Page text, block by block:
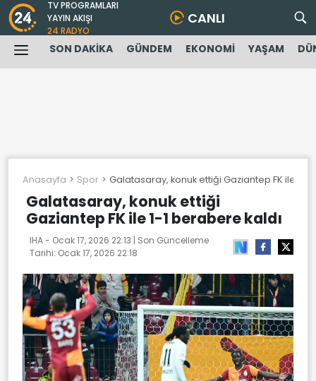
TV PROGRAMLARI
YAYIN AKIŞI
24 RADYO
CANLI
SON DAKİKA GÜNDEM EKONOMİ YAŞAM
Anasayfa Spor Galatasaray, konuk ettiği Gaziantep FK ile 1-1
Galatasaray, konuk ettiği
Gaziantep FK ile 1-1 berabere kaldı
IHA - Ocak 17, 2026 22:13 | Son Güncelleme
Tarihi: Ocak 17, 2026 22:18